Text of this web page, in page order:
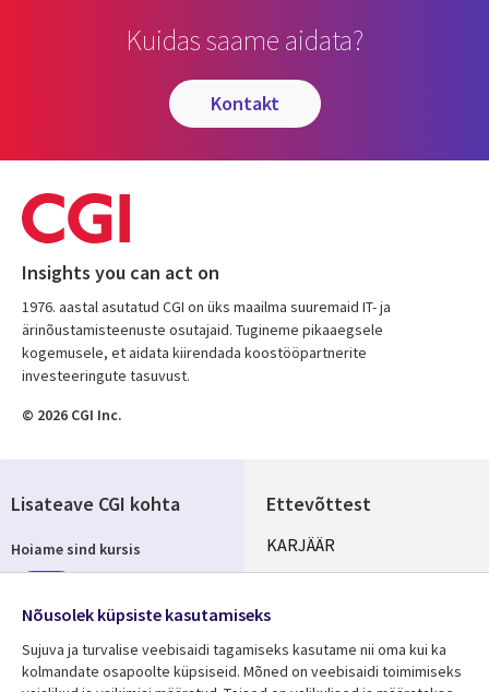
Kuidas saame aidata?
kontakt
Insights you can act on
1976. aastal asutatud CGI on üks maailma suuremaid IT- ja
ärinõustamisteenuste osutajaid. Tugineme pikaaegsele
kogemusele, et aidata kiirendada koostööpartnerite
investeeringute tasuvust.
© 2026 CGI Inc.
Ettevõttest
Useful
links
ESTONIA
KARJÄÄR
KONTORID
Lisateave CGI kohta
Hoiame sind kursis
Nõusolek küpsiste kasutamiseks
Sujuva ja turvalise veebisaidi tagamiseks kasutame nii oma kui ka
kolmandate osapoolte küpsiseid. Mõned on veebisaidi toimimiseks